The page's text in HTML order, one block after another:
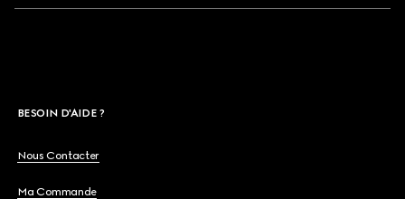
BESOIN D'AIDE ?
Nous Contacter
Ma Commande